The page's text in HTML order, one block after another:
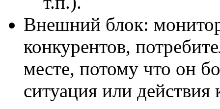
Внешний блок:
конкурентов,
месте, потому что он
ситуация или действия